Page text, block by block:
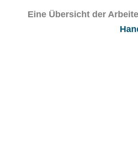
Eine Übersicht der